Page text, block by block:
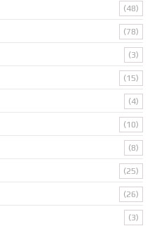
(48)
(78)
(3)
(15)
(4)
(10)
(8)
(25)
(26)
(3)